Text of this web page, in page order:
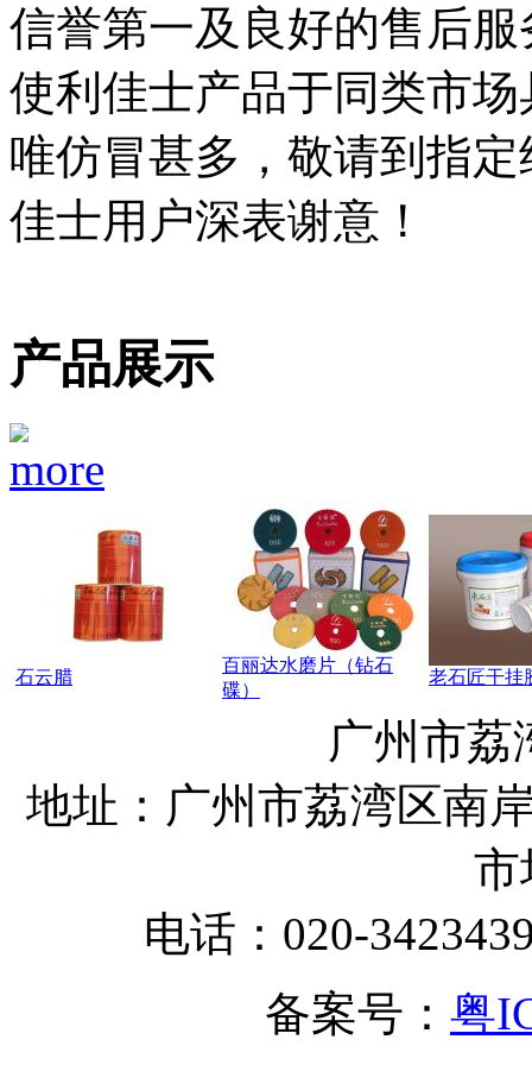
信誉第一及良好的售后
使利佳士产品于同类市
唯仿冒甚多，敬请到指
佳士用户深表谢意！
产品展示
石云腊
百丽达水磨片（钻石
碟）
老石匠干挂
广州市荔
地址：广州市荔湾区南
市
电话：020-
备案号： 粤